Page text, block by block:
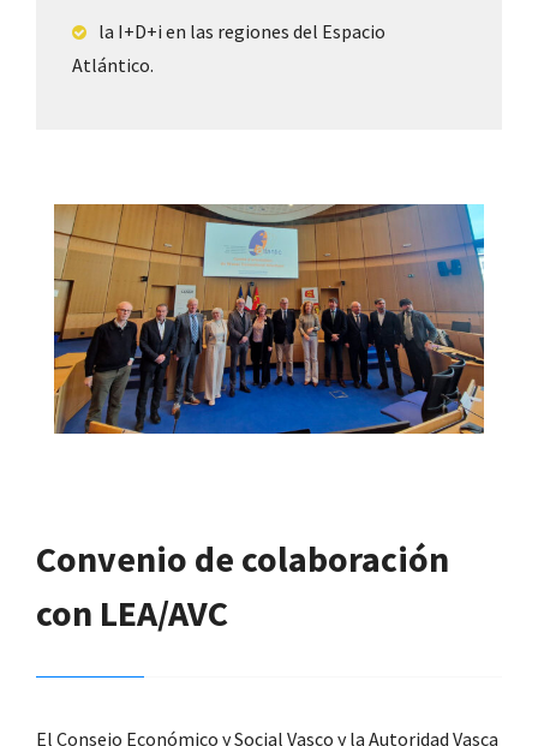
la I+D+i en las regiones del Espacio
Atlántico.
Convenio de colaboración
con LEA/AVC
El Consejo Económico y Social Vasco y la Autoridad Vasca